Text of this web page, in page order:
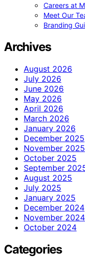
Careers at
Meet Our
Branding
Archives
August 2026
July 2026
June 2026
May 2026
April 2026
March 2026
January 2026
December 2025
November 2025
October 2025
September
August 2025
July 2025
January 2025
December 2024
November 2024
October 2024
Categories